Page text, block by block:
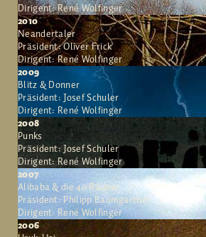
Dirigent: René Wolfinger
2010
Neandertaler
Präsident: Oliver Frick
Dirigent: René Wolfinger
2009
Blitz & Donner
Präsident: Josef Schuler
Dirigent: René Wolfinger
2008
Punks
Präsident: Josef Schuler
Dirigent: René Wolfinger
2007
Alibaba & die 40 Räuber
Präsident: Philipp Baumgartner
Dirigent: René Wolfinger
2006